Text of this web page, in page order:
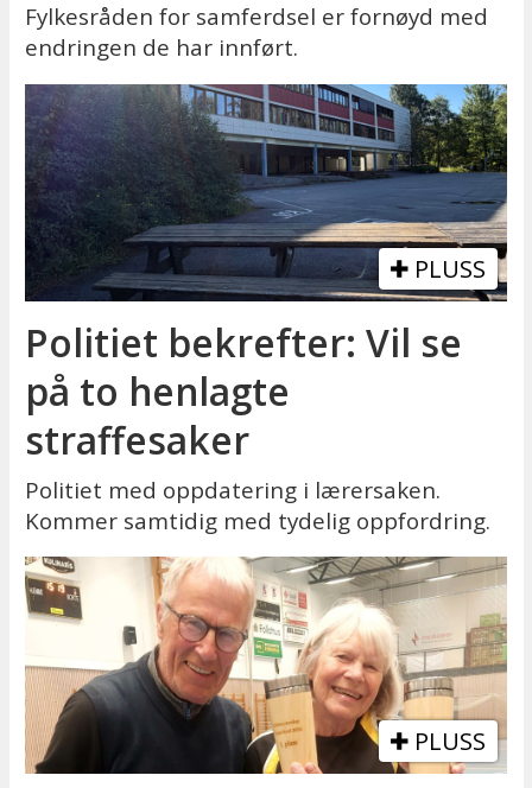
Fylkesråden for samferdsel er fornøyd med
endringen de har innført.
PLUSS
Politiet bekrefter: Vil se
på to henlagte
straffesaker
Politiet med oppdatering i lærersaken.
Kommer samtidig med tydelig oppfordring.
PLUSS